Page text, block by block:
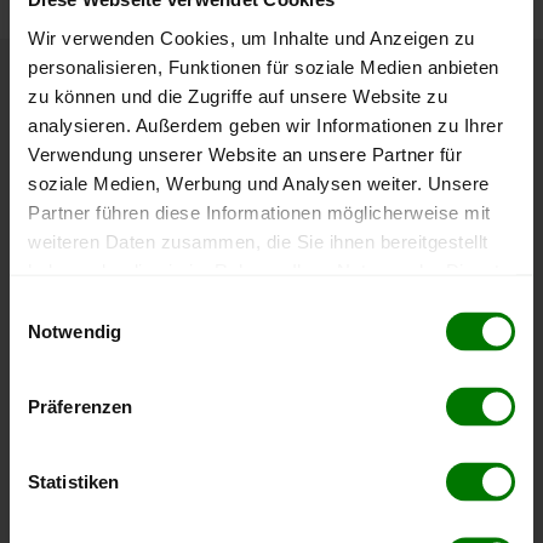
Wir verwenden Cookies, um Inhalte und Anzeigen zu
personalisieren, Funktionen für soziale Medien anbieten
zu können und die Zugriffe auf unsere Website zu
analysieren. Außerdem geben wir Informationen zu Ihrer
Verwendung unserer Website an unsere Partner für
soziale Medien, Werbung und Analysen weiter. Unsere
Partner führen diese Informationen möglicherweise mit
weiteren Daten zusammen, die Sie ihnen bereitgestellt
Notwendig
Präferenzen
Statistiken
Höchst- und Tiefststände der
Pelletspreise in Hoheneich
Die Tabelle zeigt dieHöchst- und Tiefststände der
Pelletspreise für lose Holzpellets. Das dazugehörige
4 Wochen
398,01 €